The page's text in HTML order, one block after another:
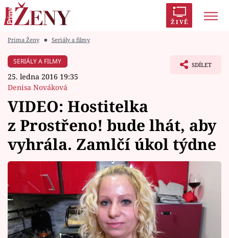
ŽIVĚ
Módní alarm
Témata
Celebrity
Vztahy
Seriály
Horoskopy
Prima Ženy ■ Seriály a filmy
SERIÁLY A FILMY
25. ledna 2016 19:35
Denisa Nováková
SDÍLET
VIDEO: Hostitelka
z Prostřeno! bude lhát, aby
vyhrála. Zamlčí úkol týdne